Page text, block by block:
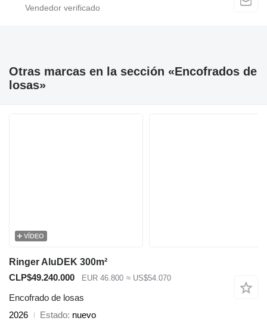
Otras marcas en la sección «Encofrados de
losas»
VÍDEO
Ringer AluDEK 300m²
CLP$49.240.000
EUR 46.800 ≈ US$54.070
Encofrado de losas
2026
Estado nuevo